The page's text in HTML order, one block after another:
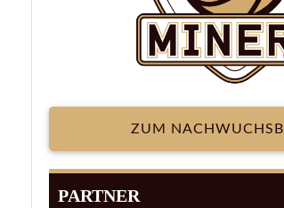
ZUM
PARTNER